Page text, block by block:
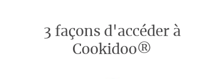
3 façons d'accéder à
Cookidoo®